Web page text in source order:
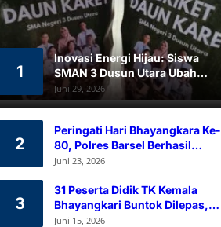
1
Inovasi Energi Hijau: Siswa
SMAN 3 Dusun Utara Ubah
Limbah Daun Karet Jadi Briket
Ramah Lingkungan
Juni 29, 2026
2
Peringati Hari Bhayangkara Ke-
80, Polres Barsel Berhasil
Himpun 80 Kantong Darah
Juni 23, 2026
3
31 Peserta Didik TK Kemala
Bhayangkari Buntok Dilepas,
Kapolres Barsel Tekankan
Juni 15, 2026